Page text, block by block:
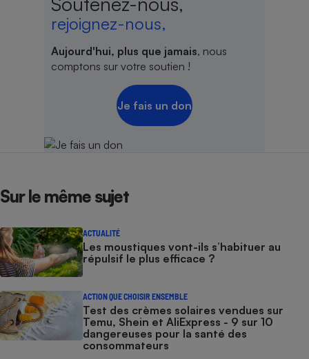
rejoignez-nous,
Aujourd'hui, plus que jamais, nous
comptons sur votre soutien !
Je fais un don
Sur le même sujet
ACTUALITÉ
Les moustiques vont-ils s’habituer au
répulsif le plus efficace ?
ACTION QUE CHOISIR ENSEMBLE
Test des crèmes solaires vendues sur
Temu, Shein et AliExpress - 9 sur 10
dangereuses pour la santé des
consommateurs